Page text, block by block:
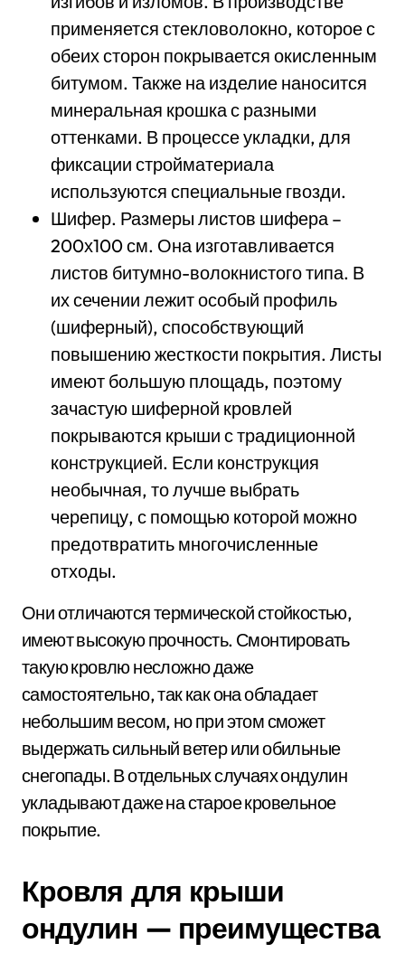
применяется стекловолокно, которое с
обеих сторон покрывается окисленным
битумом. Также на изделие наносится
минеральная крошка с разными
оттенками. В процессе укладки, для
фиксации стройматериала
используются специальные гвозди.
Шифер. Размеры листов шифера –
200х100 см. Она изготавливается
листов битумно-волокнистого типа. В
их сечении лежит особый профиль
(шиферный), способствующий
повышению жесткости покрытия. Листы
имеют большую площадь, поэтому
зачастую шиферной кровлей
покрываются крыши с традиционной
конструкцией. Если конструкция
необычная, то лучше выбрать
черепицу, с помощью которой можно
предотвратить многочисленные
отходы.
Они отличаются термической стойкостью,
имеют высокую прочность. Смонтировать
такую кровлю несложно даже
самостоятельно, так как она обладает
небольшим весом, но при этом сможет
выдержать сильный ветер или обильные
снегопады. В отдельных случаях ондулин
укладывают даже на старое кровельное
покрытие.
Кровля для крыши
ондулин — преимущества